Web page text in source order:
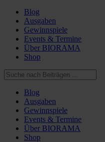
Blog
Ausgaben
Gewinnspiele
Events & Termine
Über BIORAMA
Shop
Blog
Ausgaben
Gewinnspiele
Events & Termine
Über BIORAMA
Shop